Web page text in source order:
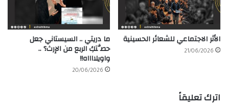
الأثر الاجتماعي للشعائر الحسينية
21/06/2026
ما دريتي .. السيستاني جعل
حصَّتكِ الربع من الإرث؟ ..
واويلااااه!!
20/06/2026
اترك تعليقاً